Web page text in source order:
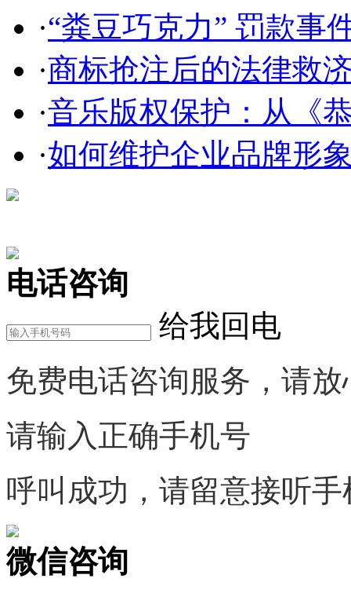
·“粪豆巧克力” 罚款事
·商标抢注后的法律救
·音乐版权保护：从《
·如何维护企业品牌形
电话咨询
给我回电
免费电话咨询服务，请放
请输入正确手机号
呼叫成功，请留意接听手
微信咨询